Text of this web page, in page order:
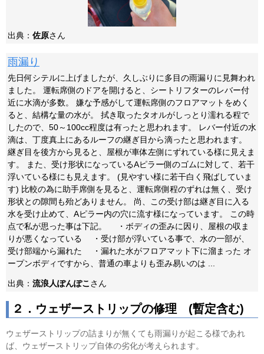
出典： 佐原さん
雨漏り
先日何シテルに上げましたが、久しぶりに多目の雨漏りに見舞われ
ました。 運転席側のドアを開けると、シートリフターのレバー付
近に水滴が多数。 嫌な予感がして運転席側のフロアマットをめく
ると、結構な量の水が。 拭き取ったタオルがしっとり濡れる程で
したので、50～100cc程度は有ったと思われます。 レバー付近の水
滴は、丁度真上にあるルーフの継ぎ目から滴ったと思われます。
継ぎ目を後方から見ると、屋根が車体左側にずれている様に見えま
す。 また、受け形状になっているAピラー側のゴムに対して、若干
浮いている様にも見えます。 (見やすい様に若干白く飛ばしていま
す) 比較の為に助手席側を見ると、運転席側程のずれは無く、受け
形状との隙間も殆どありません。 尚、この受け部は継ぎ目に入る
水を受け止めて、Aピラー内の穴に流す様になっています。 この時
点で私が思った事は下記。 ・ボディの歪みに因り、屋根の収ま
りが悪くなっている ・受け部が浮いている事で、水の一部が、
受け部端から漏れた ・漏れた水がフロアマット下に溜まった オ
ープンボディですから、普通の車よりも歪み易いのは ...
出典： 流浪人ぽんぽこ さん
２．ウェザーストリップの修理 (暫定含む)
ウェザーストリップの詰まりが無くても雨漏りが起こる様であれ
ば、ウェザーストリップ自体の劣化が考えられます。